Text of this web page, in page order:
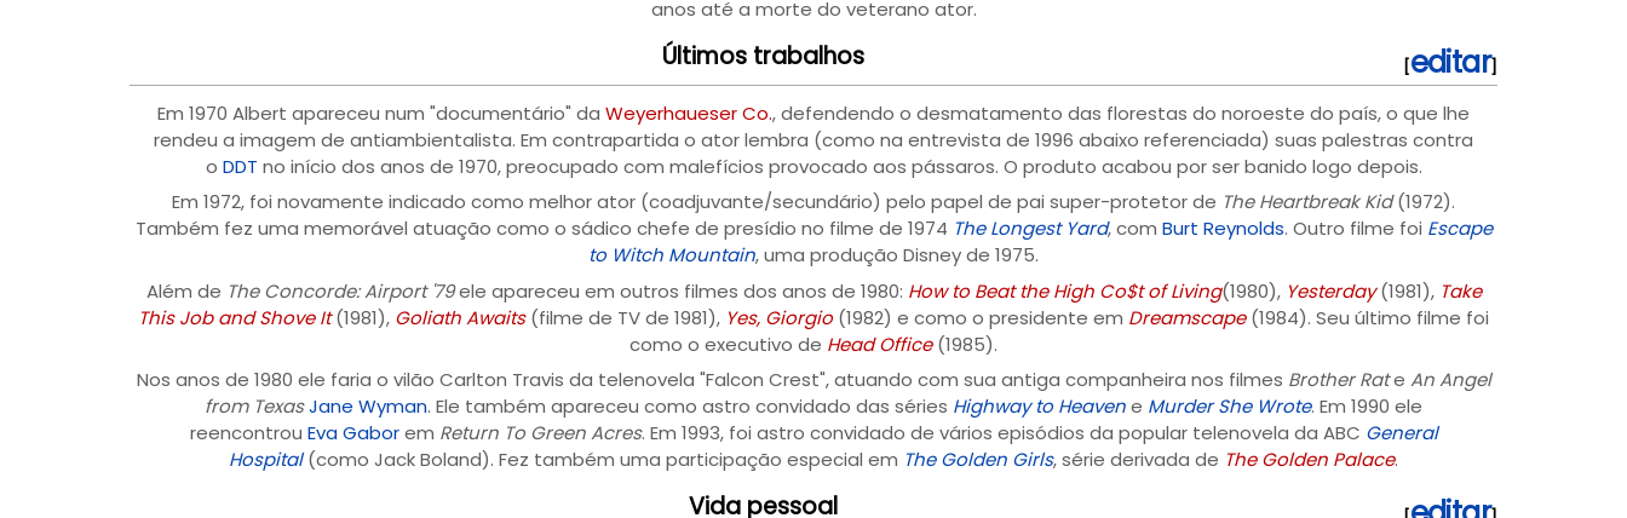
anos até a morte do veterano ator.
[editar]
Últimos trabalhos
Em 1970 Albert apareceu num "documentário" da Weyerhaueser Co., defendendo o desmatamento das florestas do noroeste do país, o que lhe
rendeu a imagem de antiambientalista. Em contrapartida o ator lembra (como na entrevista de 1996 abaixo referenciada) suas palestras contra
o DDT no início dos anos de 1970, preocupado com malefícios provocado aos pássaros. O produto acabou por ser banido logo depois.
Em 1972, foi novamente indicado como melhor ator (coadjuvante/secundário) pelo papel de pai super-protetor de The Heartbreak Kid(1972).
Também fez uma memorável atuação como o sádico chefe de presídio no filme de 1974 The Longest Yard, com Burt Reynolds. Outro filme foi Escape
to Witch Mountain, uma produção Disney de 1975.
Além de The Concorde: Airport '79ele apareceu em outros filmes dos anos de 1980: How to Beat the High Co$t of Living(1980), Yesterday(1981), Take
This Job and Shove It(1981), Goliath Awaits(filme de TV de 1981), Yes, Giorgio(1982) e como o presidente em Dreamscape(1984). Seu último filme foi
como o executivo de Head Office(1985).
Nos anos de 1980 ele faria o vilão Carlton Travis da telenovela "Falcon Crest", atuando com sua antiga companheira nos filmes Brother Rate An Angel
from TexasJane Wyman. Ele também apareceu como astro convidado das séries Highway to Heavene Murder She Wrote. Em 1990 ele
reencontrou Eva Gaborem Return To Green Acres. Em 1993, foi astro convidado de vários episódios da popular telenovela da ABC General
Hospital(como Jack Boland). Fez também uma participação especial em The Golden Girls, série derivada de The Golden Palace.
Vida pessoal